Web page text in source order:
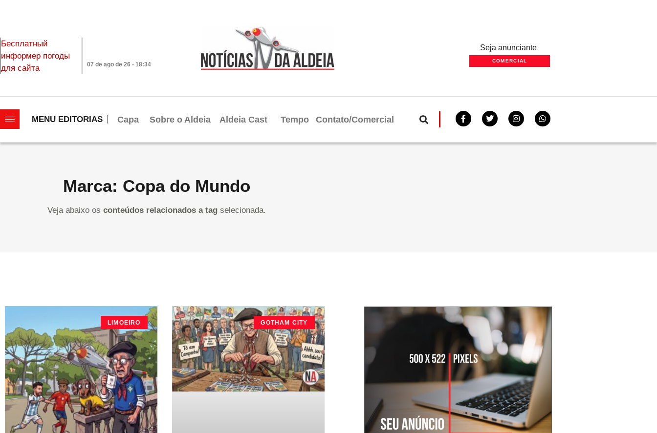
Бесплатный
информер погоды
для сайта
07 de ago de 26 - 18:34
Seja anunciante
COMERCIAL
MENU EDITORIAS Capa Sobre o Aldeia Aldeia Cast Tempo Contato/Comercial
Marca: Copa do Mundo
Veja abaixo os conteúdos relacionados a tagselecionada.
LIMOEIRO GOTHAM CITY